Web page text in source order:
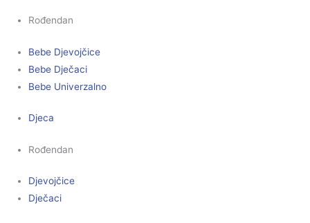
Rođendan
Bebe Djevojčice
Bebe Dječaci
Bebe Univerzalno
Djeca
Rođendan
Djevojčice
Dječaci